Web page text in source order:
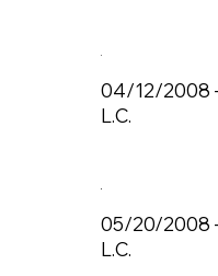
04/12/2008 -
L.C.
05/20/2008 -
L.C.